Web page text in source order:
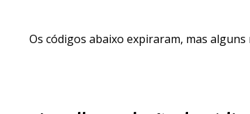
Os códigos abaixo expiraram, mas